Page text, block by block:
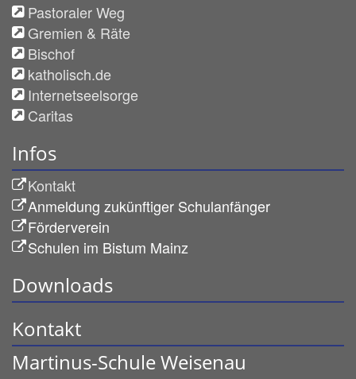
Pastoraler Weg
Gremien & Räte
Bischof
katholisch.de
Internetseelsorge
Caritas
Infos
Kontakt
Anmeldung zukünftiger Schulanfänger
Förderverein
Schulen im Bistum Mainz
Downloads
Kontakt
Martinus-Schule Weisenau